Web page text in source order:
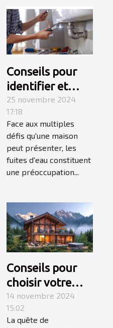
Conseils pour
identifier et
réparer les
fuites d'eau
chez soi
25 novembre 2024
17:18
Face aux multiples
défis qu'une maison
peut présenter, les
fuites d'eau constituent
une préoccupation...
Conseils pour
choisir votre
appartement de
vacances en
14 novembre 2024
15:02
La quête de